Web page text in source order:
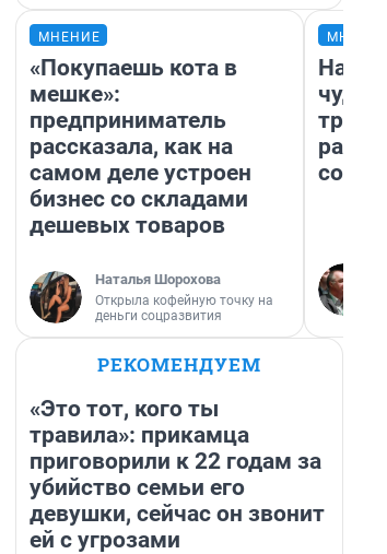
МНЕНИЕ
«Покупаешь кота в
мешке»:
предприниматель
рассказала, как на
самом деле устроен
бизнес со складами
дешевых товаров
Наталья Шорохова
Открыла кофейную точку на
деньги соцразвития
РЕКОМЕНДУЕМ
«Это тот, кого ты
травила»: прикамца
приговорили к 22 годам за
убийство семьи его
девушки, сейчас он звонит
ей с угрозами